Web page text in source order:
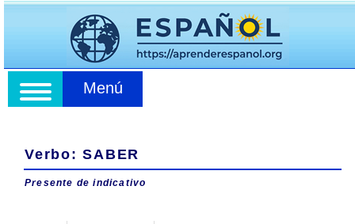
Menú
Verbo: SABER
Presente de indicativo